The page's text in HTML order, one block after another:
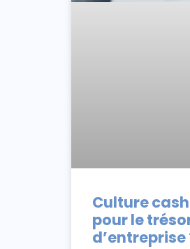
Culture
pour le
d’entreprise